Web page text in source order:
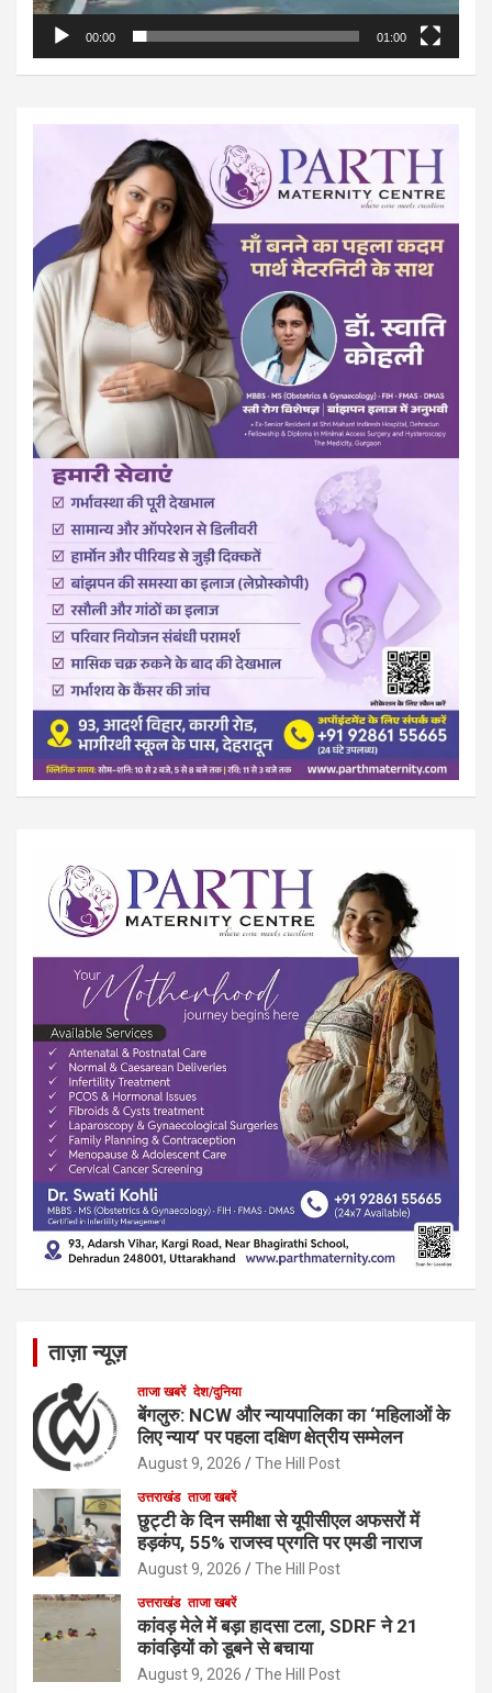
00:00 01:00
ताज़ा न्यूज़
ताजा खबरें देश/दुनिया
बेंगलुरु: NCW और न्यायपालिका का ‘महिलाओं के
लिए न्याय’ पर पहला दक्षिण क्षेत्रीय सम्मेलन
August 9, 2026 The Hill Post
उत्तराखंड ताजा खबरें
छुट्टी के दिन समीक्षा से यूपीसीएल अफसरों में
हड़कंप, 55% राजस्व प्रगति पर एमडी नाराज
August 9, 2026 The Hill Post
उत्तराखंड ताजा खबरें
कांवड़ मेले में बड़ा हादसा टला, SDRF ने 21
कांवड़ियों को डूबने से बचाया
August 9, 2026 The Hill Post